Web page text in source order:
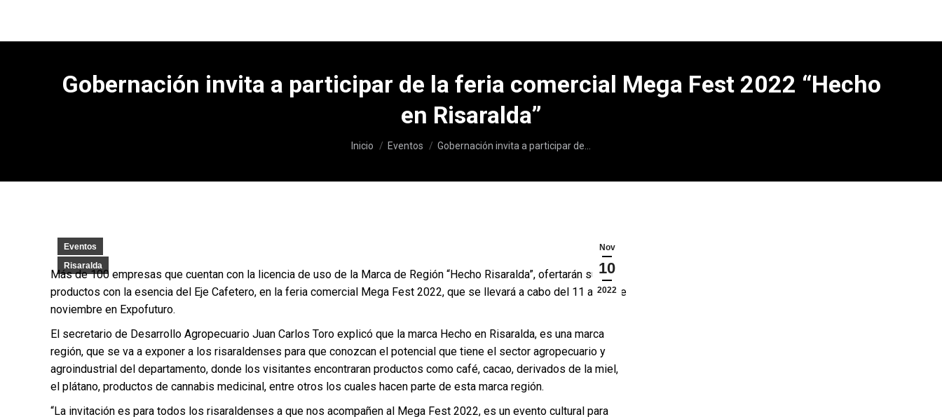
Gobernación invita a participar de la feria comercial Mega Fest 2022 “Hecho
en Risaralda”
Estás aquí:
Inicio Eventos Gobernación invita a participar de…
Nov
10
2022
Eventos
Risaralda
Más de 100 empresas que cuentan con la licencia de uso de la Marca de Región “Hecho Risaralda”, ofertarán sus
productos con la esencia del Eje Cafetero, en la feria comercial Mega Fest 2022, que se llevará a cabo del 11 al 14 de
noviembre en Expofuturo.
El secretario de Desarrollo Agropecuario Juan Carlos Toro explicó que la marca Hecho en Risaralda, es una marca
región, que se va a exponer a los risaraldenses para que conozcan el potencial que tiene el sector agropecuario y
agroindustrial del departamento, donde los visitantes encontraran productos como café, cacao, derivados de la miel,
el plátano, productos de cannabis medicinal, entre otros los cuales hacen parte de esta marca región.
“La invitación es para todos los risaraldenses a que nos acompañen al Mega Fest 2022, es un evento cultural para